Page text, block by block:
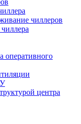
чиллеров
оперативного
центра